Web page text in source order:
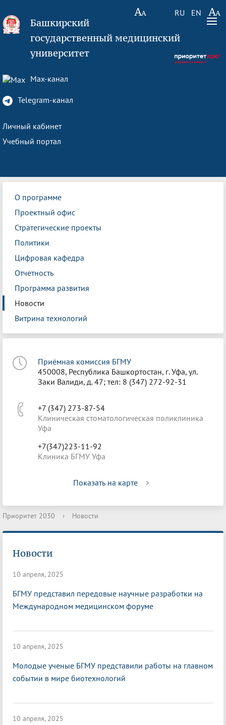
RU EN
Башкирский
государственный медицинский
университет
Max-канал
Telegram-канал
Личный кабинет
Учебный портал
О программе
Проектный офис
Стратегические проекты
Политики
Цифровая кафедра
Отчетность
Программа развития
Новости
Витрина технологий
Приёмная комиссия БГМУ
450008, Республика Башкортостан, г. Уфа, ул.
Заки Валиди, д. 47; тел: 8 (347) 272-92-31
+7 (347) 273-87-54
Клиническая стоматологическая поликлиника
Уфа
+7(347)223-11-92
Клиника БГМУ Уфа
Показать на карте
Приоритет 2030 › Новости
Новости
10 апреля, 2025
БГМУ представил передовые научные разработки на
Международном медицинском форуме
10 апреля, 2025
Молодые ученые БГМУ представили работы на главном
событии в мире биотехнологий
10 апреля, 2025